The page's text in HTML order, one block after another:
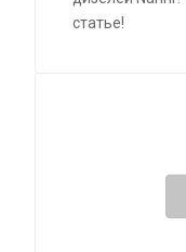
статье!